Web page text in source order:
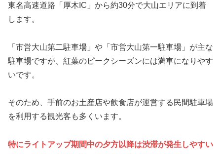
東名高速道路「厚木IC」から約30分で大山エリアに到着
します。
「市営大山第二駐車場」や「市営大山第一駐車場」が主な
駐車場ですが、紅葉のピークシーズンには満車になりやす
いです。
そのため、手前のお土産店や飲食店が運営する民間駐車場
を利用する観光客も多くいます。
特にライトアップ期間中の夕方以降は渋滞が発生しやすい